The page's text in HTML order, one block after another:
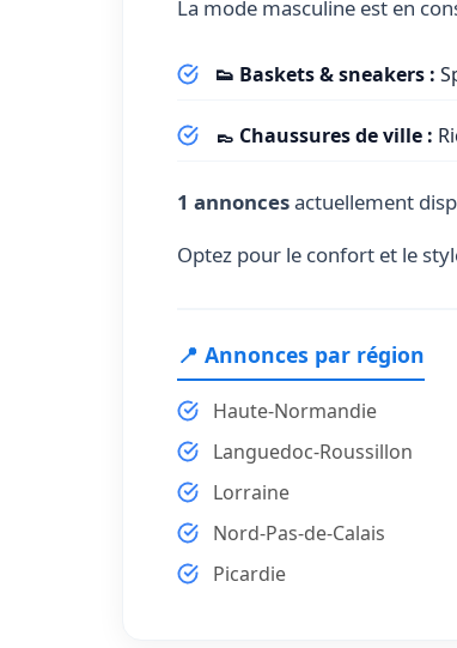
La mode masculine est en
👟 Baskets & sneakers :
👞 Chaussures de ville :
1 annoncesactuellement
Optez pour le confort et le
📍 Annonces par région
Haute-Normandie
Languedoc-Roussillon
Lorraine
Nord-Pas-de-Calais
Picardie